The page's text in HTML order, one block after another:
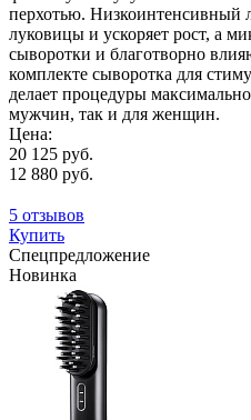
перхотью. Низкоинтенсивный
луковицы и ускоряет рост, а
сыворотки и благотворно
комплекте сыворотка для
делает процедуры
мужчин, так и для женщин.
Цена:
20 125 руб.
12 880 руб.
5 отзывов
Купить
Спецпредложение
Новинка